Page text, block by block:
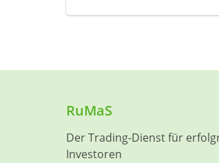
RuMaS
Der Trading-Dienst für
Investoren